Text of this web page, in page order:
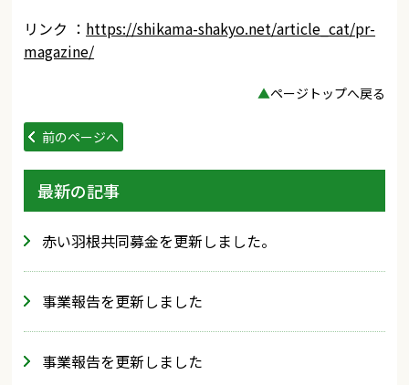
リンク ： https://shikama-shakyo.net/article_cat/pr-
magazine/
▲ページトップへ戻る
前のページへ
最新の記事
赤い羽根共同募金を更新しました。
事業報告を更新しました
事業報告を更新しました